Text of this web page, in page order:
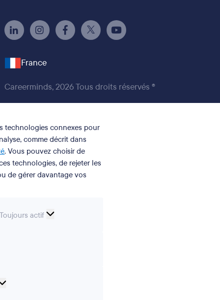
France
Careerminds, 2026 Tous droits réservés ®
technologies connexes pour
comme décrit dans
. Vous pouvez choisir de
technologies, de rejeter les
de gérer davantage vos
Toujours actif